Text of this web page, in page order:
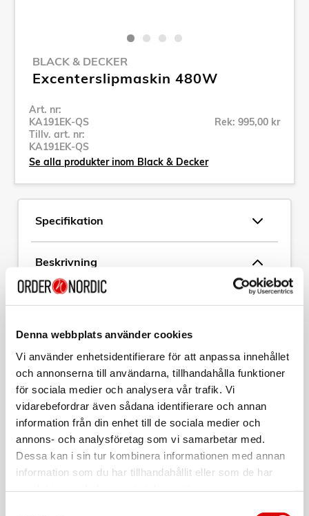
Denna webbplats använder cookies
Vi använder enhetsidentifierare för att anpassa innehållet
och annonserna till användarna, tillhandahålla funktioner
för sociala medier och analysera vår trafik. Vi
vidarebefordrar även sådana identifierare och annan
information från din enhet till de sociala medier och
annons- och analysföretag som vi samarbetar med.
Dessa kan i sin tur kombinera informationen med annan
information som du har tillhandahållit eller som de har
BLACK & DECKER
Excenterslipmaskin 480W
Art. nr:
KA191EK-QS
Tillv. art. nr:
KA191EK-QS
Rek: 995,00 kr
Se alla produkter inom Black & Decker
Specifikation
Beskrivning
EAN-kod:
För hel kartong beställ: 1
Excenterslip - idealisk för slipning/polering av trä, metall,
plast och färg båda på plana och ojämna ytor. Variabel
hastighet för att kunna anpassas till det material som skall
slipas. Idealisk vid slipning av ytor som skall målas eftersom
excenterrörelsen minskar risken för slipmärken. Kraftfull
480W motor för snabbare avverkning även på större ytor.
Uppsamlingspåse för damm. Kardborrefäste på papper,
enklare byte och effektivare slipning.